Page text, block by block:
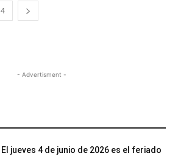
4
- Advertisment -
El jueves 4 de junio de 2026 es el feriado